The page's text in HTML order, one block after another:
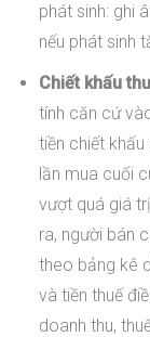
phát sinh: ghi
nếu phát sinh
Chiết khấu
tính căn cứ
tiền chiết
lần mua cuối
vượt quá giá
ra, người bán
theo bảng kê
và tiền thuế
doanh thu,